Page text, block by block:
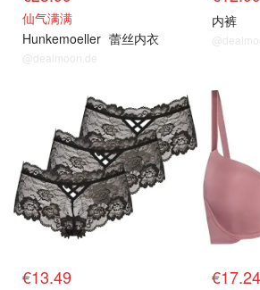
仙气满满
Hunkemoeller 蕾丝内衣
@dealmoon.de
内裤
€13.49 €17.24